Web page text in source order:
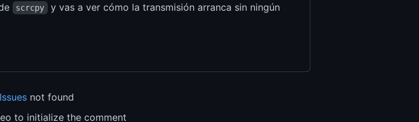
scrcpy y vas a ver cómo la transmisión arranca sin ningún
Issuesnot found
to initialize the comment